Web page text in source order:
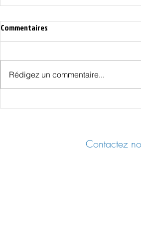
Commentaires
Rédigez un commentaire...
Contactez